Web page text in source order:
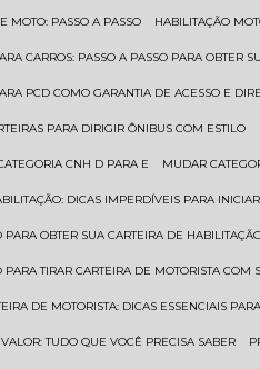
MOTO: PASSO A PASSO HABILITAÇÃO
CARROS: PASSO A PASSO PARA OBTER
PCD COMO GARANTIA DE ACESSO E
PARA DIRIGIR ÔNIBUS COM ESTILO
CNH D PARA E MUDAR
DICAS IMPERDÍVEIS PARA INICIAR
PARA OBTER SUA CARTEIRA DE
PARA TIRAR CARTEIRA DE MOTORISTA COM
DE MOTORISTA: DICAS ESSENCIAIS
VALOR: TUDO QUE VOCÊ PRECISA SABER